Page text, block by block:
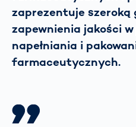
zaprezentuje szeroką
zapewnienia jakości
napełniania i
farmaceutycznych.